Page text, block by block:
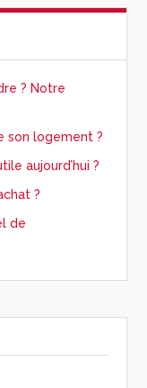
? Notre
son logement ?
aujourd’hui ?
?
de